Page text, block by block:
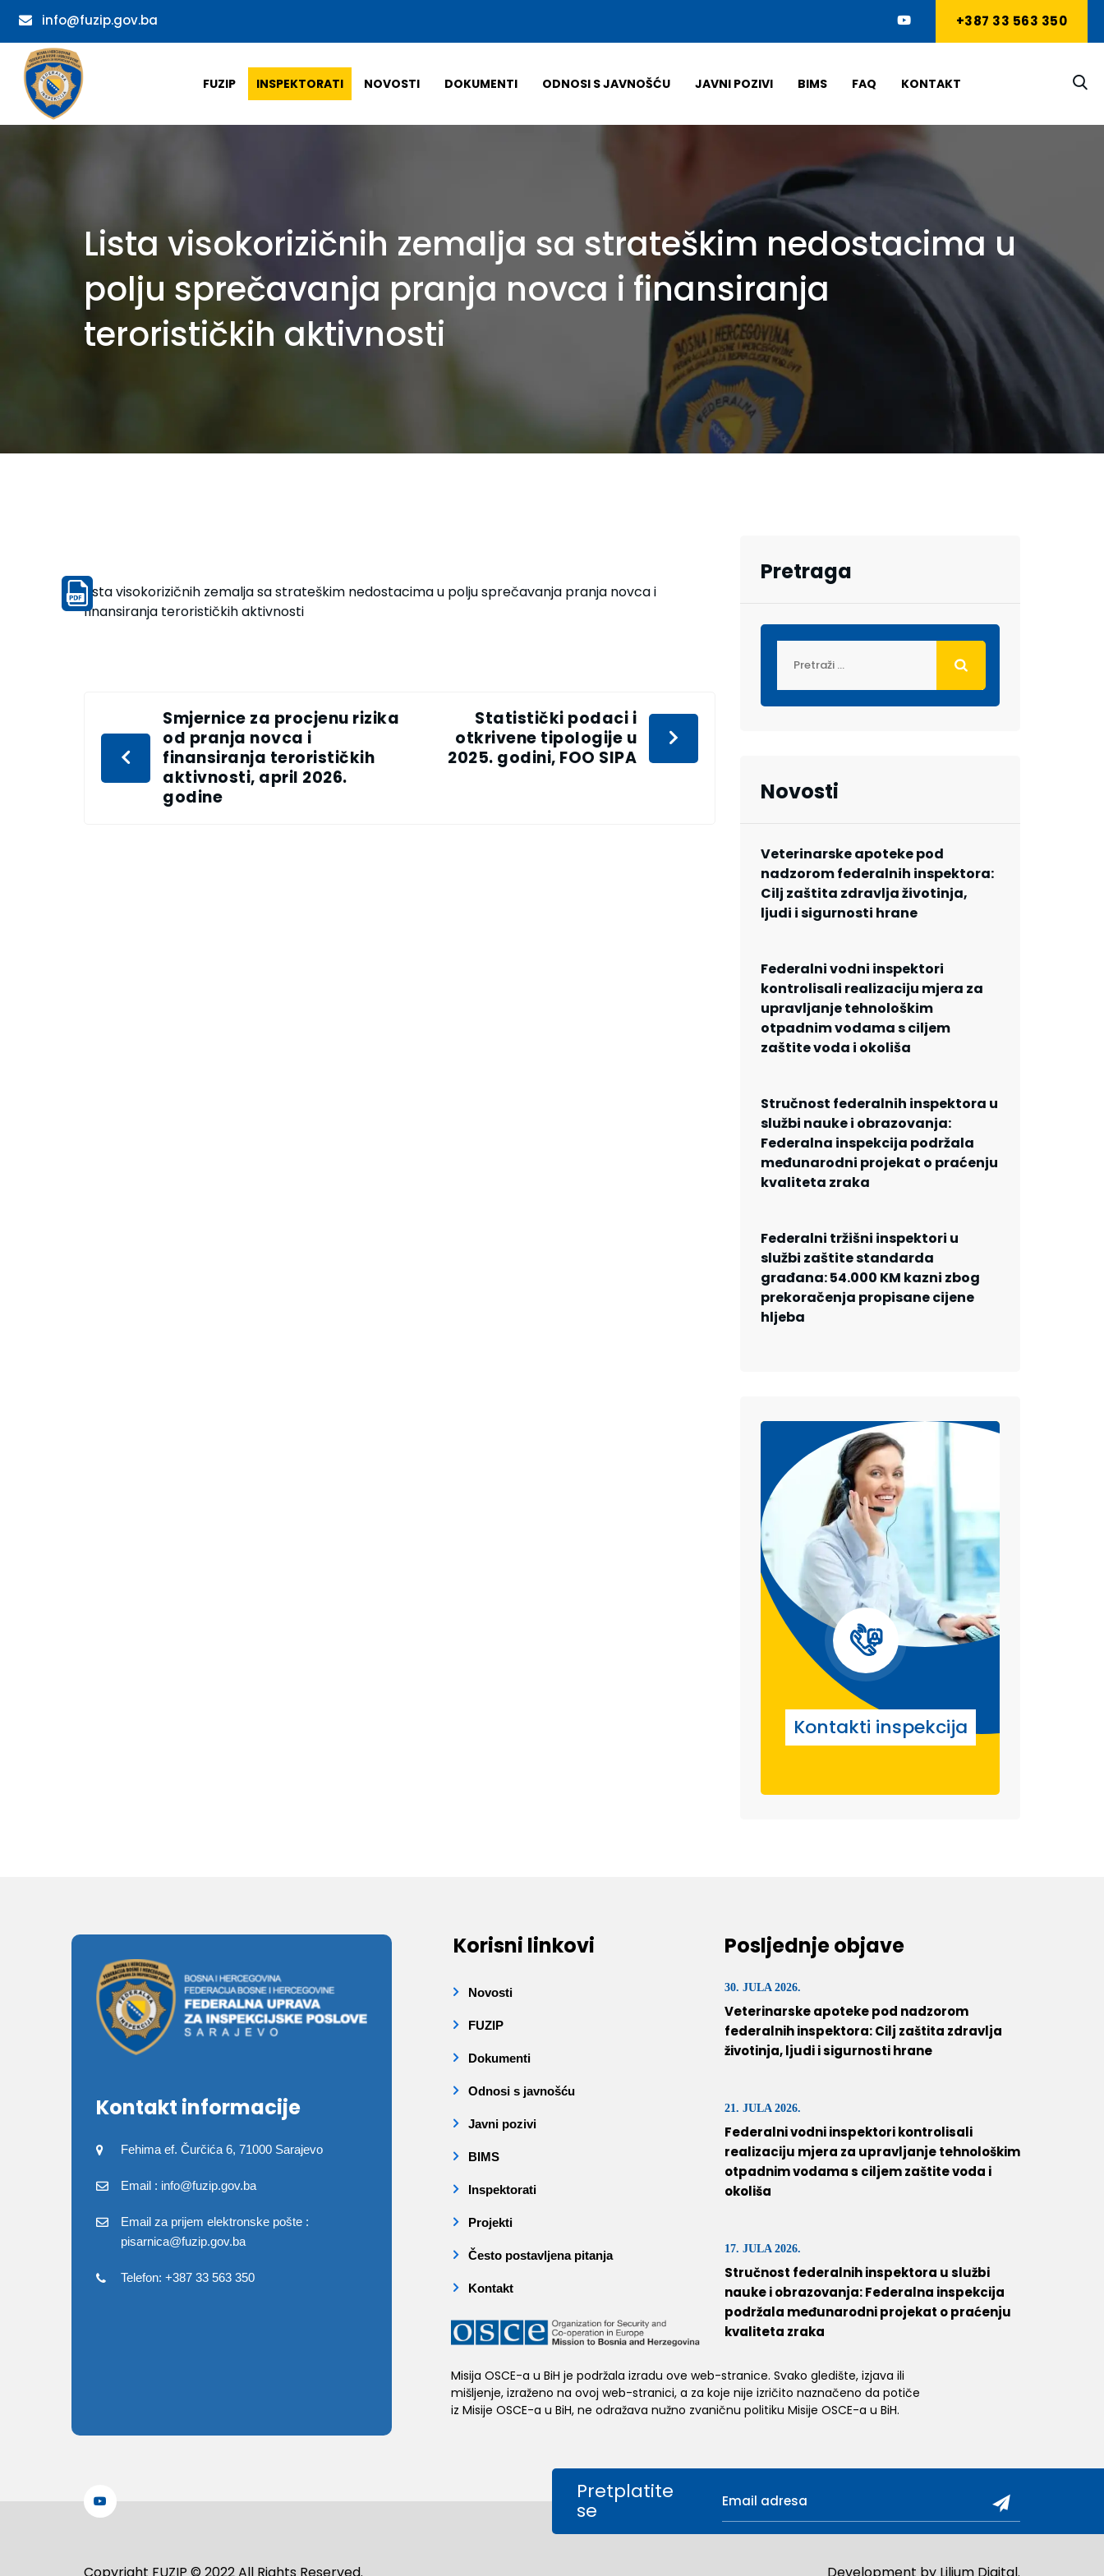
info@fuzip.gov.ba +387 33 563 350
FUZIP INSPEKTORATI NOVOSTI DOKUMENTI ODNOSI S JAVNOŠĆU JAVNI POZIVI BIMS FAQ KONTAKT
Lista visokorizičnih zemalja sa strateškim nedostacima u
polju sprečavanja pranja novca i finansiranja
terorističkih aktivnosti
Lista visokorizičnih zemalja sa strateškim nedostacima u polju sprečavanja pranja novca i
finansiranja terorističkih aktivnosti
Smjernice za procjenu rizika
od pranja novca i
finansiranja terorističkih
aktivnosti, april 2026.
godine
Statistički podaci i
otkrivene tipologije u
2025. godini, FOO SIPA
Pretraga
Novosti
Veterinarske apoteke pod
nadzorom federalnih inspektora:
Cilj zaštita zdravlja životinja,
ljudi i sigurnosti hrane
Federalni vodni inspektori
kontrolisali realizaciju mjera za
upravljanje tehnološkim
otpadnim vodama s ciljem
zaštite voda i okoliša
Stručnost federalnih inspektora u
službi nauke i obrazovanja:
Federalna inspekcija podržala
međunarodni projekat o praćenju
kvaliteta zraka
Federalni tržišni inspektori u
službi zaštite standarda
građana: 54.000 KM kazni zbog
prekoračenja propisane cijene
hljeba
Kontakti inspekcija
Kontakt informacije
Fehima ef. Čurčića 6, 71000 Sarajevo
Email : info@fuzip.gov.ba
Email za prijem elektronske pošte :
pisarnica@fuzip.gov.ba
Telefon: +387 33 563 350
Korisni linkovi
Novosti
FUZIP
Dokumenti
Odnosi s javnošću
Javni pozivi
BIMS
Inspektorati
Projekti
Često postavljena pitanja
Kontakt
Misija OSCE-a u BiH je podržala izradu ove web-stranice. Svako gledište, izjava ili
mišljenje, izraženo na ovoj web-stranici, a za koje nije izričito naznačeno da potiče
iz Misije OSCE-a u BiH, ne odražava nužno zvaničnu politiku Misije OSCE-a u BiH.
Posljednje objave
30. JULA 2026.
Veterinarske apoteke pod nadzorom
federalnih inspektora: Cilj zaštita zdravlja
životinja, ljudi i sigurnosti hrane
21. JULA 2026.
Federalni vodni inspektori kontrolisali
realizaciju mjera za upravljanje tehnološkim
otpadnim vodama s ciljem zaštite voda i
okoliša
17. JULA 2026.
Stručnost federalnih inspektora u službi
nauke i obrazovanja: Federalna inspekcija
podržala međunarodni projekat o praćenju
kvaliteta zraka
Pretplatite
se